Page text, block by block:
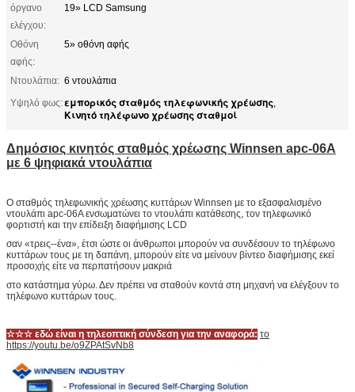
όργανο
ελέγχου:
19» LCD Samsung
Οθόνη
αφής:
5» οθόνη αφής
Ντουλάπια: 6 ντουλάπια
Υψηλό φως:εμπορικός σταθμός τηλεφωνικής χρέωσης,
Κινητό τηλέφωνο χρέωσης σταθμοί
Δημόσιος κινητός σταθμός χρέωσης Winnsen apc-06A
με 6 ψηφιακά ντουλάπια
Ο σταθμός τηλεφωνικής χρέωσης κυττάρων Winnsen με το εξασφαλισμένο
ντουλάπι apc-06A ενσωματώνει το ντουλάπι κατάθεσης, τον τηλεφωνικό
φορτιστή και την επίδειξη διαφήμισης LCD
σαν «τρεις--ένα», έτσι ώστε οι άνθρωποι μπορούν να συνδέσουν το τηλέφωνο
κυττάρων τους με τη δαπάνη, μπορούν είτε να μείνουν βίντεο διαφήμισης εκεί
προσοχής είτε να περπατήσουν μακριά
στο κατάστημα γύρω. Δεν πρέπει να σταθούν κοντά στη μηχανή να ελέγξουν το
τηλέφωνο κυττάρων τους.
☆☆☆ εδώ είναι η τηλεοπτική σύνδεση για την αναφορά: το
https://youtu.be/o9ZPAtSvNb8